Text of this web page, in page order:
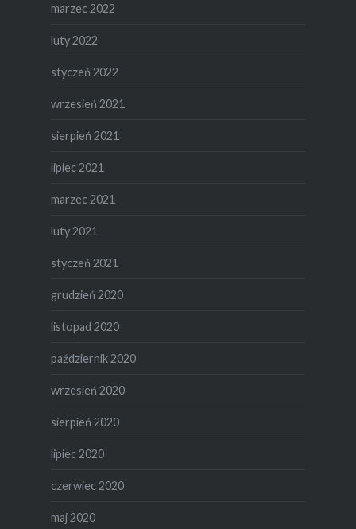
marzec 2022
luty 2022
styczeń 2022
wrzesień 2021
sierpień 2021
lipiec 2021
marzec 2021
luty 2021
styczeń 2021
grudzień 2020
listopad 2020
październik 2020
wrzesień 2020
sierpień 2020
lipiec 2020
czerwiec 2020
maj 2020